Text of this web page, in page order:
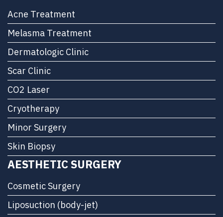
Acne Treatment
Melasma Treatment
Dermatologic Clinic
Scar Clinic
CO2 Laser
Cryotherapy
Minor Surgery
Skin Biopsy
AESTHETIC SURGERY
Cosmetic Surgery
Liposuction (body-jet)